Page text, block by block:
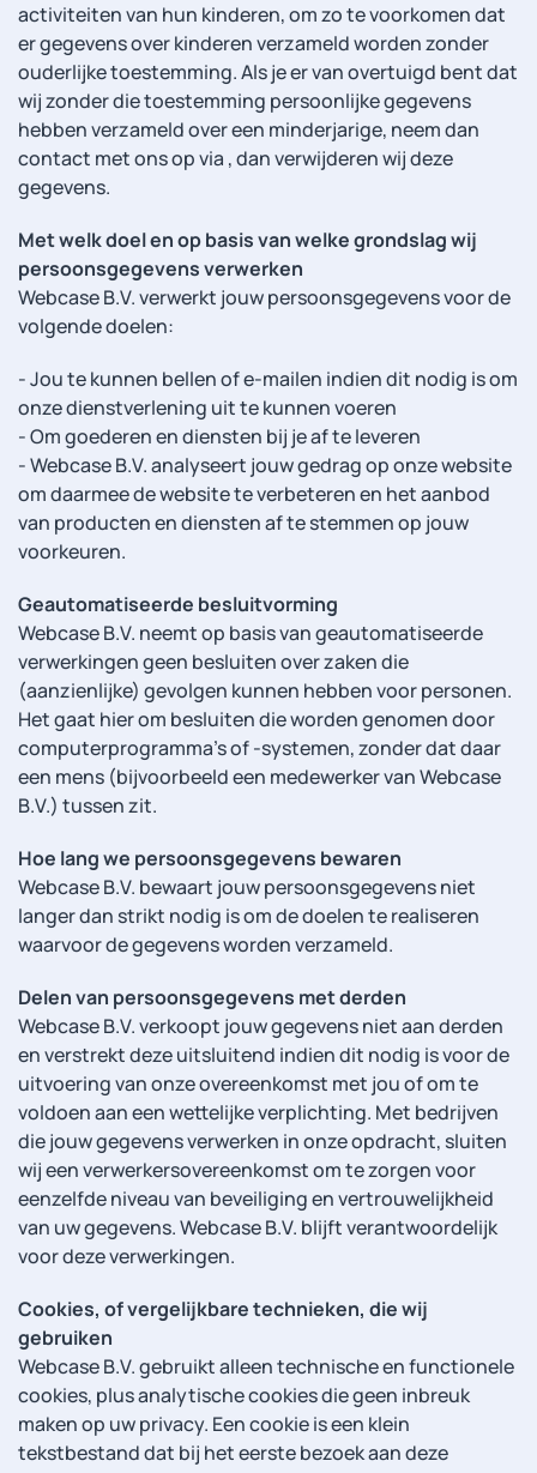
activiteiten van hun kinderen, om zo te voorkomen dat
er gegevens over kinderen verzameld worden zonder
ouderlijke toestemming. Als je er van overtuigd bent dat
wij zonder die toestemming persoonlijke gegevens
hebben verzameld over een minderjarige, neem dan
contact met ons op via , dan verwijderen wij deze
gegevens.
Met welk doel en op basis van welke grondslag wij
persoonsgegevens verwerken
Webcase B.V. verwerkt jouw persoonsgegevens voor de
volgende doelen:
- Jou te kunnen bellen of e-mailen indien dit nodig is om
onze dienstverlening uit te kunnen voeren
- Om goederen en diensten bij je af te leveren
- Webcase B.V. analyseert jouw gedrag op onze website
om daarmee de website te verbeteren en het aanbod
van producten en diensten af te stemmen op jouw
voorkeuren.
Geautomatiseerde besluitvorming
Webcase B.V. neemt op basis van geautomatiseerde
verwerkingen geen besluiten over zaken die
(aanzienlijke) gevolgen kunnen hebben voor personen.
Het gaat hier om besluiten die worden genomen door
computerprogramma's of -systemen, zonder dat daar
een mens (bijvoorbeeld een medewerker van Webcase
B.V.) tussen zit.
Hoe lang we persoonsgegevens bewaren
Webcase B.V. bewaart jouw persoonsgegevens niet
langer dan strikt nodig is om de doelen te realiseren
waarvoor de gegevens worden verzameld.
Delen van persoonsgegevens met derden
Webcase B.V. verkoopt jouw gegevens niet aan derden
en verstrekt deze uitsluitend indien dit nodig is voor de
uitvoering van onze overeenkomst met jou of om te
voldoen aan een wettelijke verplichting. Met bedrijven
die jouw gegevens verwerken in onze opdracht, sluiten
wij een verwerkersovereenkomst om te zorgen voor
eenzelfde niveau van beveiliging en vertrouwelijkheid
van uw gegevens. Webcase B.V. blijft verantwoordelijk
voor deze verwerkingen.
Cookies, of vergelijkbare technieken, die wij
gebruiken
Webcase B.V. gebruikt alleen technische en functionele
cookies, plus analytische cookies die geen inbreuk
maken op uw privacy. Een cookie is een klein
tekstbestand dat bij het eerste bezoek aan deze